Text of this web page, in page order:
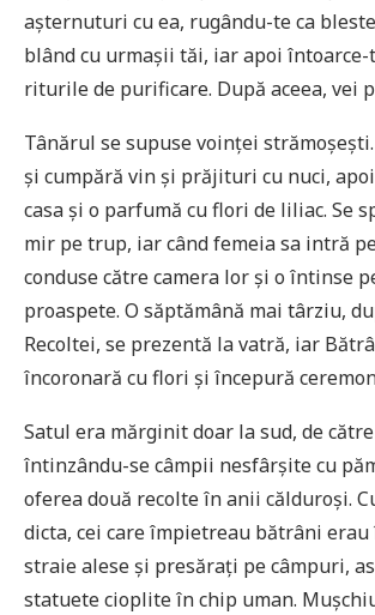
așternuturi cu ea, rugându-te ca
blând cu urmașii tăi, iar apoi
riturile de purificare. După aceea, vei
Tânărul se supuse voinței
și cumpără vin și prăjituri cu nuci,
casa și o parfumă cu flori de liliac. Se
mir pe trup, iar când femeia sa intră
conduse către camera lor și o întinse
proaspete. O săptămână mai târziu,
Recoltei, se prezentă la vatră, iar
încoronară cu flori și începură
Satul era mărginit doar la sud, de
întinzându-se câmpii nesfârșite cu
oferea două recolte în anii călduroși.
dicta, cei care împietreau bătrâni
straie alese și presărați pe câmpuri,
statuete cioplite în chip uman.